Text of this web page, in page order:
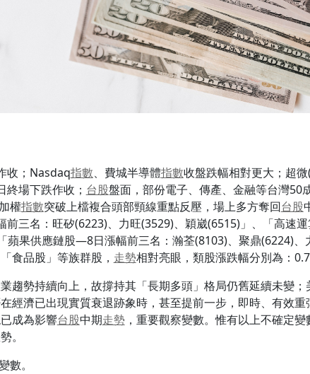
收；Nasdaq指數、費城半導體指數收盤跌幅相對更大；超
場下跌作收； 台股盤面，部份電子、傳產、金融等台灣50
權指數突破上檔複合頭部頸線重點反壓，場上多方奪回台股
三名：旺矽(6223)、力旺(3529)、穎崴(6515)」、「高速
蘋果供應鏈股—8日漲幅前三名：瀚荃(8103)、聚鼎(6224)
食品股」等族群股， 走勢相對亮眼，類股漲跌幅分別為：
趨勢持續向上，故撐持其「長期多頭」格局仍舊延續未變
經濟已出現實質衰退跡象時，甚至提前一步，即時、有效
成為影響台股中期走勢，重要觀察變數。惟有以上不確定
。
數。